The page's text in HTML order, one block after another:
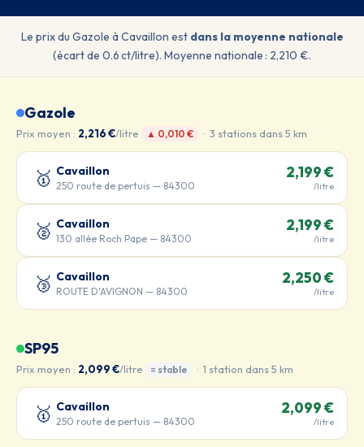
Le prix du Gazole à Cavaillon est dans la moyenne nationale
(écart de 0.6 ct/litre). Moyenne nationale : 2,210 €.
Gazole
Prix moyen : 2,216 €/litre ▲ 0,010 € · 3 stations dans 5 km
🥇 Cavaillon
250 route de pertuis — 84300
2,199 €
/litre
🥈 Cavaillon
130 allée Roch Pape — 84300
2,199 €
/litre
🥉 Cavaillon
ROUTE D'AVIGNON — 84300
2,250 €
/litre
SP95
Prix moyen : 2,099 €/litre = stable · 1 station dans 5 km
🥇 Cavaillon
250 route de pertuis — 84300
2,099 €
/litre